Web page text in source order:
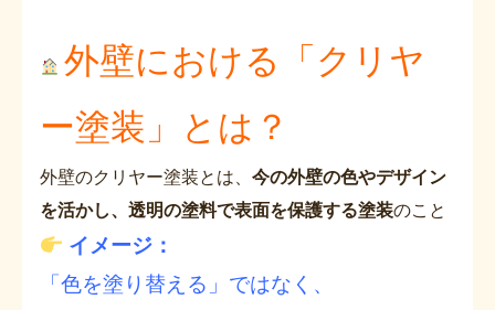
外壁における「クリヤ
ー塗装」とは？
外壁のクリヤー塗装とは、 今の外壁の色やデザイン
を活かし、透明の塗料で表面を保護する塗装のこと
イメージ：
「色を塗り替える」ではなく、